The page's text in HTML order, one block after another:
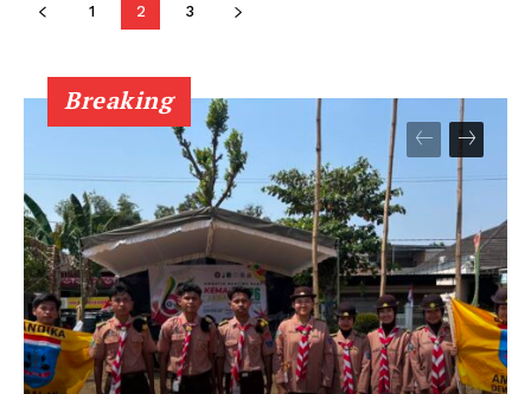
1 2 3
Breaking